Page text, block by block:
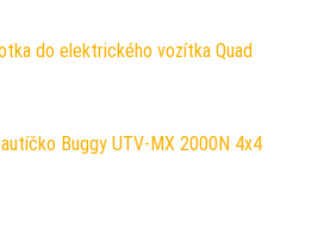
do elektrického vozítka Quad
Buggy UTV-MX 2000N 4x4